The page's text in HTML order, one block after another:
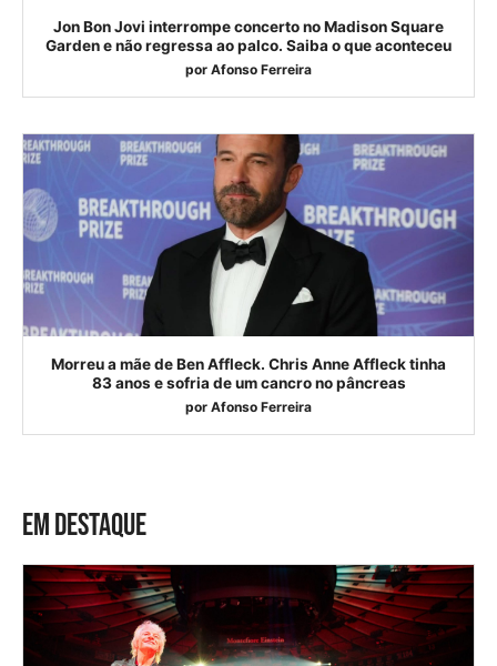
Jon Bon Jovi interrompe concerto no Madison Square
Garden e não regressa ao palco. Saiba o que aconteceu
por Afonso Ferreira
Morreu a mãe de Ben Affleck. Chris Anne Affleck tinha
83 anos e sofria de um cancro no pâncreas
por Afonso Ferreira
EM DESTAQUE